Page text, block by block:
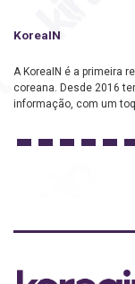
KoreaIN
A KoreaIN é a primeira
coreana. Desde 2016
informação, com um